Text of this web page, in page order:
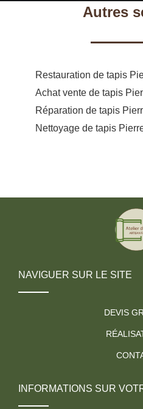
Autres
Restauration de tapis
Achat vente de tapis
Réparation de tapis
Nettoyage de tapis
NAVIGUER SUR LE SITE
DEVIS
INFORMATIONS SUR